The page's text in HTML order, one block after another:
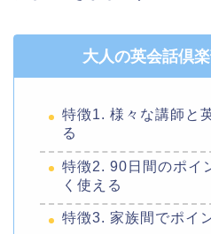
大人の英会話倶
特徴1. 様々な講師と
る
特徴2. 90日間のポイ
く使える
特徴3. 家族間でポイ